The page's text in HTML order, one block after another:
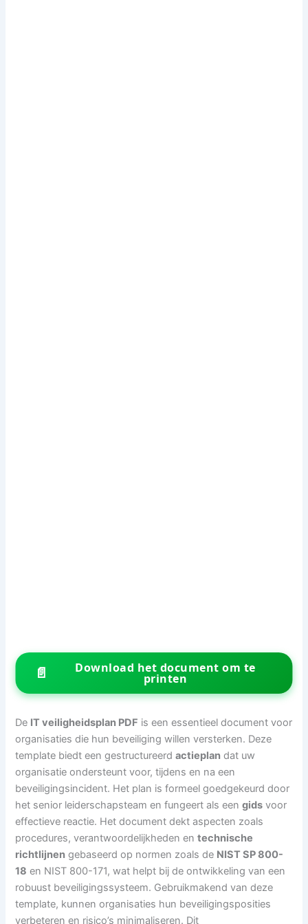
📄 Download het document om te
printen
De IT veiligheidsplan PDF is een essentieel document voor
organisaties die hun beveiliging willen versterken. Deze
template biedt een gestructureerdactieplan dat uw
organisatie ondersteunt voor, tijdens en na een
beveiligingsincident. Het plan is formeel goedgekeurd door
het senior leiderschapsteam en fungeert als eengids voor
effectieve reactie. Het document dekt aspecten zoals
procedures, verantwoordelijkheden entechnische
richtlijnen gebaseerd op normen zoals de NIST SP 800-
18 en NIST 800-171, wat helpt bij de ontwikkeling van een
robuust beveiligingssysteem. Gebruikmakend van deze
template, kunnen organisaties hun beveiligingsposities
verbeteren en risico’s minimaliseren. Dit